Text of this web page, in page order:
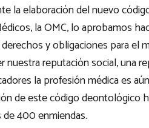
la elaboración del nuevo
la OMC, lo aprobamos
y obligaciones para el
nuestra reputación social, una
la profesión médica es
de este código deontológico
400 enmiendas.